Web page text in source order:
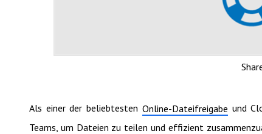
Als einer der beliebtesten Online-Dateifreigabe und
Teams, um Dateien zu teilen und effizient